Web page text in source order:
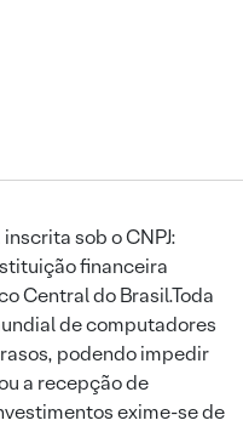
sob o CNPJ:
financeira
Central do Brasil.Toda
de computadores
podendo impedir
a recepção de
exime-se de